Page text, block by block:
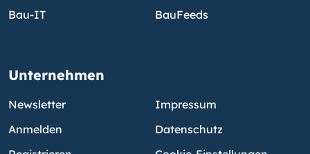
Bau-IT
BauFeeds
Unternehmen
Newsletter
Anmelden
Impressum
Datenschutz